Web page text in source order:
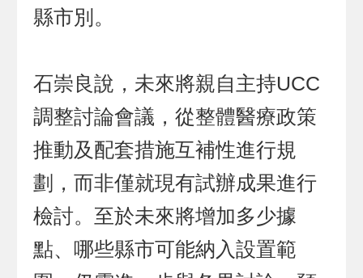
縣市別。
石崇良說，未來將親自主持UCC
調整討論會議，從整體醫療政策
推動及配套措施互補性進行規
劃，而非僅就現有試辦成果進行
檢討。至於未來將增加多少據
點、哪些縣市可能納入設置範